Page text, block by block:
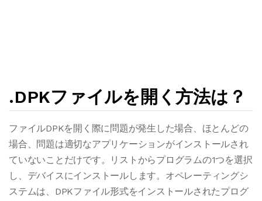
.DPKファイルを開く方法は？
ファイルDPKを開く際に問題が発生した場合、ほとんどの
場合、問題は適切なアプリケーションがインストールされ
ていないことだけです。リストからプログラムの1つを選択
し、デバイスにインストールします。オペレーティングシ
ステムは、DPKファイル形式をインストールされたプログ